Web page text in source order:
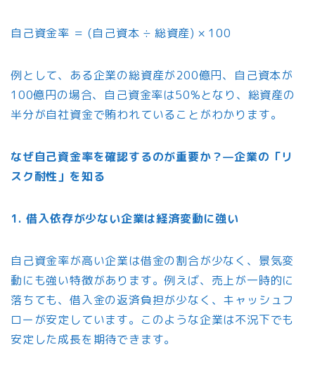
自己資金率 ＝ (自己資本 ÷ 総資産) × 100
例として、ある企業の総資産が200億円、自己資本が
100億円の場合、自己資金率は50%となり、総資産の
半分が自社資金で賄われていることがわかります。
なぜ自己資金率を確認するのが重要か？—企業の「リ
スク耐性」を知る
1. 借入依存が少ない企業は経済変動に強い
自己資金率が高い企業は借金の割合が少なく、景気変
動にも強い特徴があります。例えば、売上が一時的に
落ちても、借入金の返済負担が少なく、キャッシュフ
ローが安定しています。このような企業は不況下でも
安定した成長を期待できます。